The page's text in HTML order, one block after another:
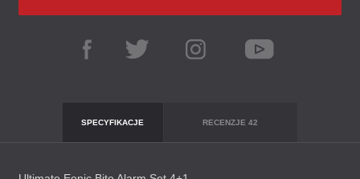
SPECYFIKACJE RECENZJE42